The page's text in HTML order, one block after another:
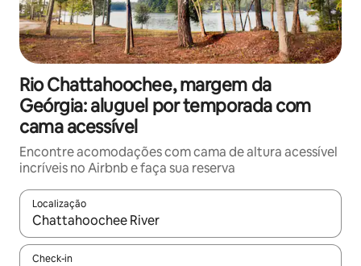
Rio Chattahoochee, margem da
Geórgia: aluguel por temporada com
cama acessível
Encontre acomodações com cama de altura acessível
incríveis no Airbnb e faça sua reserva
Localização
Quando os resultados estiverem disponíveis, explore-os
Check-in